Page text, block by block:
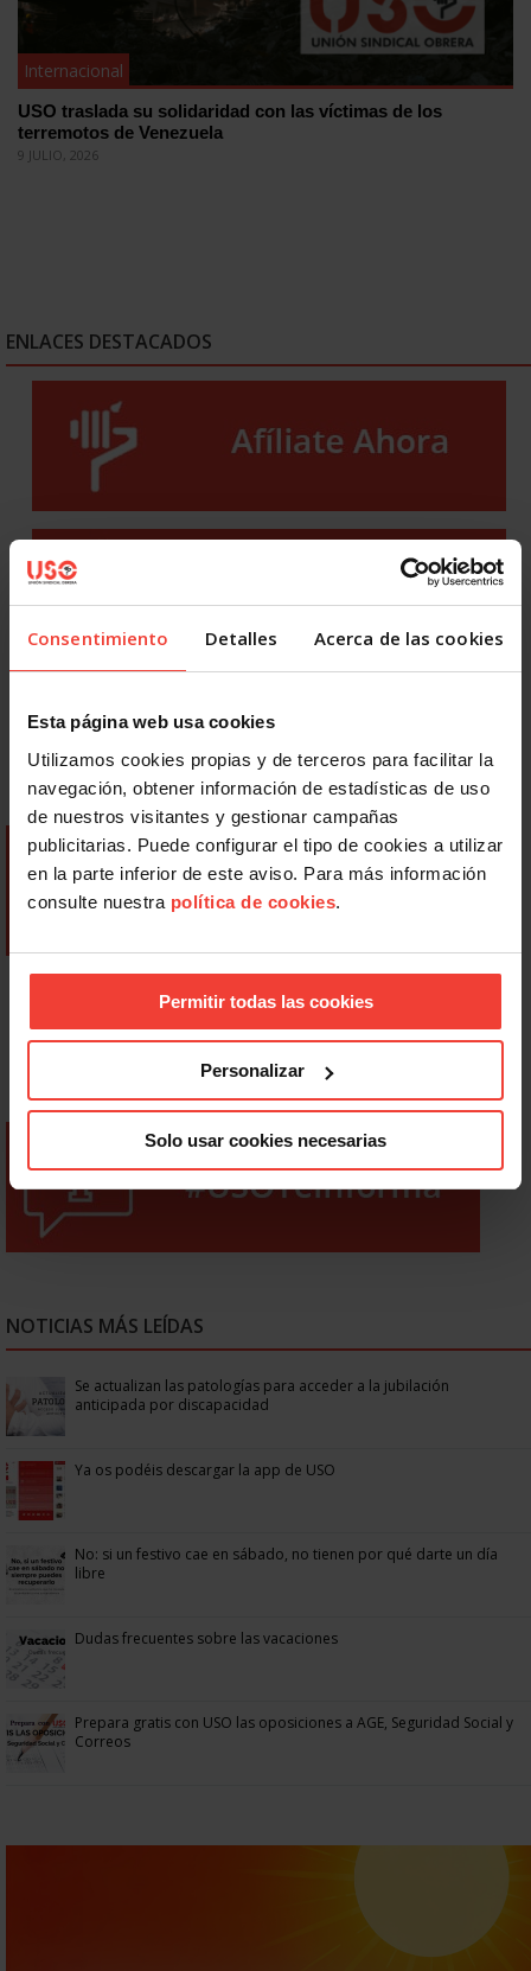
Consentimiento Detalles Acerca de las cookies
Esta página web usa cookies
Utilizamos cookies propias y de terceros para facilitar la
navegación, obtener información de estadísticas de uso
de nuestros visitantes y gestionar campañas
publicitarias. Puede configurar el tipo de cookies a utilizar
en la parte inferior de este aviso. Para más información
consulte nuestra política de cookies.
Permitir todas las cookies
Personalizar
Solo usar cookies necesarias
Internacional
USO traslada su solidaridad con las víctimas de los
terremotos de Venezuela
9 JULIO, 2026
ENLACES DESTACADOS
NOTICIAS MÁS LEÍDAS
Se actualizan las patologías para acceder a la jubilación
anticipada por discapacidad
Ya os podéis descargar la app de USO
No: si un festivo cae en sábado, no tienen por qué darte un día
libre
Dudas frecuentes sobre las vacaciones
Prepara gratis con USO las oposiciones a AGE, Seguridad Social y
Correos